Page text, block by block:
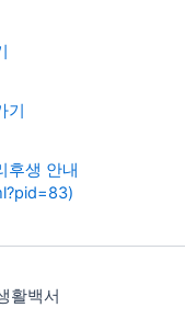
기
후생 안내
활백서